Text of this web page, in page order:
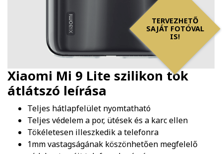
TERVEZHETŐ
SAJÁT FOTÓVAL
IS!
Xiaomi Mi 9 Lite szilikon tok
átlátszó leírása
Teljes hátlapfelület nyomtatható
Teljes védelem a por, ütések és a karc ellen
Tökéletesen illeszkedik a telefonra
1mm vastagságának köszönhetően megfelelő